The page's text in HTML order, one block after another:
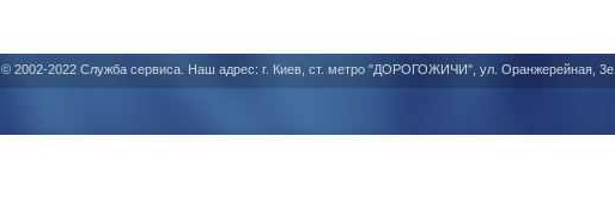
© 2002-2022 Служба сервиса. Наш адрес: г. Киев, ст. метро "ДОРОГОЖИЧИ", ул. Оранжерейная, 3е.